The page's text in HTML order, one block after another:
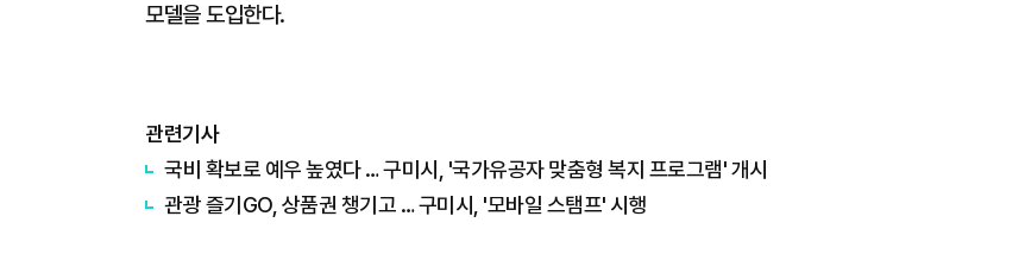
모델을 도입한다.
관련기사
국비 확보로 예우 높였다 … 구미시, '국가유공자 맞춤형 복지 프로그램' 개시
관광 즐기GO, 상품권 챙기고 … 구미시, '모바일 스탬프' 시행